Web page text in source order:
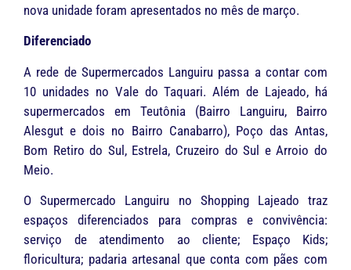
nova unidade foram apresentados no mês de março.
Diferenciado
A rede de Supermercados Languiru passa a contar com
10 unidades no Vale do Taquari. Além de Lajeado, há
supermercados em Teutônia (Bairro Languiru, Bairro
Alesgut e dois no Bairro Canabarro), Poço das Antas,
Bom Retiro do Sul, Estrela, Cruzeiro do Sul e Arroio do
Meio.
O Supermercado Languiru no Shopping Lajeado traz
espaços diferenciados para compras e convivência:
serviço de atendimento ao cliente; Espaço Kids;
floricultura; padaria artesanal que conta com pães com